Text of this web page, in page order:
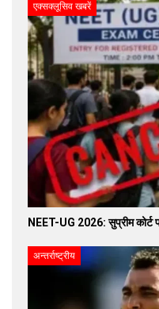
एक्सक्लूसिव खबरें
NEET-UG 2026: सुप्रीम
अन्तर्राष्ट्रीय